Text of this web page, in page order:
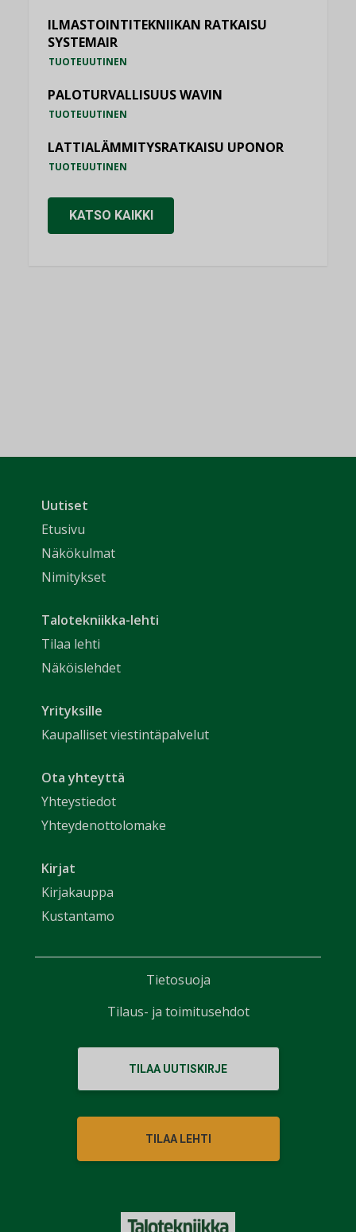
ILMASTOINTITEKNIIKAN RATKAISU
SYSTEMAIR
TUOTEUUTINEN
PALOTURVALLISUUS WAVIN
TUOTEUUTINEN
LATTIALÄMMITYSRATKAISU UPONOR
TUOTEUUTINEN
KATSO KAIKKI
Uutiset
Etusivu
Näkökulmat
Nimitykset
Talotekniikka-lehti
Tilaa lehti
Näköislehdet
Yrityksille
Kaupalliset viestintäpalvelut
Ota yhteyttä
Yhteystiedot
Yhteydenottolomake
Kirjat
Kirjakauppa
Kustantamo
TILAA UUTISKIRJE
TILAA LEHTI
Tietosuoja
Tilaus- ja toimitusehdot